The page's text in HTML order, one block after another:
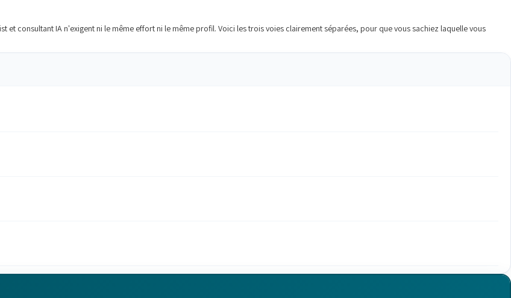
et consultant IA n'exigent ni le même effort ni le même profil. Voici les trois voies clairement séparées, pour que vous sachiez laquelle vous